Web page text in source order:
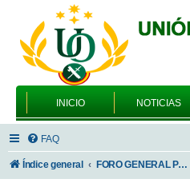
INICIO NOTICIAS
FAQ
Índice general FORO GENERAL PARA TODOS LOS USUARIOS